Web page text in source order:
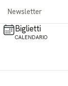
Newsletter
Biglietti
CALENDARIO